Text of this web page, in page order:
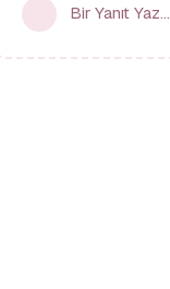
Bir Yanıt Yaz...